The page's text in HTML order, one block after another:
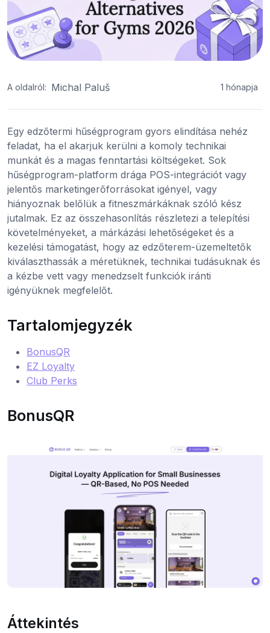
A oldalról: Michal Paluš 1 hónapja
Egy edzőtermi hűségprogram gyors elindítása nehéz
feladat, ha el akarjuk kerülni a komoly technikai
munkát és a magas fenntartási költségeket. Sok
hűségprogram-platform drága POS-integrációt vagy
jelentős marketingerőforrásokat igényel, vagy
hiányoznak belőlük a fitneszmárkáknak szóló kész
jutalmak. Ez az összehasonlítás részletezi a telepítési
követelményeket, a márkázási lehetőségeket és a
kezelési támogatást, hogy az edzőterem-üzemeltetők
kiválaszthassák a méretüknek, technikai tudásuknak és
a kézbe vett vagy menedzselt funkciók iránti
igényüknek megfelelőt.
Tartalomjegyzék
BonusQR
EZ Loyalty
Club Perks
BonusQR
Áttekintés